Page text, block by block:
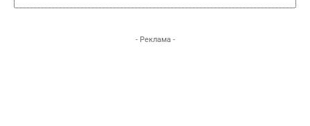
- Реклама -